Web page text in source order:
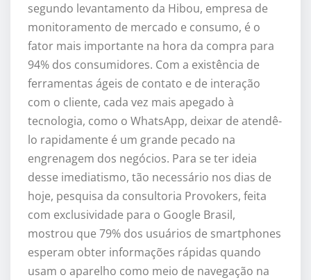
segundo levantamento da Hibou, empresa de
monitoramento de mercado e consumo, é o
fator mais importante na hora da compra para
94% dos consumidores. Com a existência de
ferramentas ágeis de contato e de interação
com o cliente, cada vez mais apegado à
tecnologia, como o WhatsApp, deixar de atendê-
lo rapidamente é um grande pecado na
engrenagem dos negócios. Para se ter ideia
desse imediatismo, tão necessário nos dias de
hoje, pesquisa da consultoria Provokers, feita
com exclusividade para o Google Brasil,
mostrou que 79% dos usuários de smartphones
esperam obter informações rápidas quando
usam o aparelho como meio de navegação na